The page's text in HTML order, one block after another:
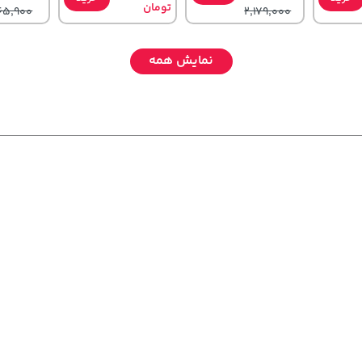
2,179,000
تومان
نمایش همه